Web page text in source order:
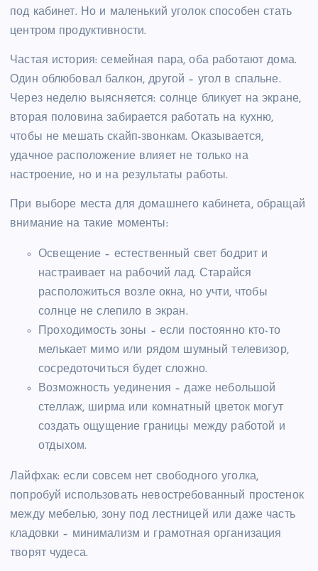
под кабинет. Но и маленький уголок способен стать
центром продуктивности.
Частая история: семейная пара, оба работают дома.
Один облюбовал балкон, другой – угол в спальне.
Через неделю выясняется: солнце бликует на экране,
вторая половина забирается работать на кухню,
чтобы не мешать скайп-звонкам. Оказывается,
удачное расположение влияет не только на
настроение, но и на результаты работы.
При выборе места для домашнего кабинета, обращай
внимание на такие моменты:
Освещение – естественный свет бодрит и
настраивает на рабочий лад. Старайся
расположиться возле окна, но учти, чтобы
солнце не слепило в экран.
Проходимость зоны – если постоянно кто-то
мелькает мимо или рядом шумный телевизор,
сосредоточиться будет сложно.
Возможность уединения – даже небольшой
стеллаж, ширма или комнатный цветок могут
создать ощущение границы между работой и
отдыхом.
Лайфхак: если совсем нет свободного уголка,
попробуй использовать невостребованный простенок
между мебелью, зону под лестницей или даже часть
кладовки – минимализм и грамотная организация
творят чудеса.